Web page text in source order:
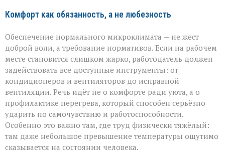
Комфорт как обязанность, а не любезность
Обеспечение нормального микроклимата — не жест
доброй воли, а требование нормативов. Если на рабочем
месте становится слишком жарко, работодатель должен
задействовать все доступные инструменты: от
кондиционеров и вентиляторов до исправной
вентиляции. Речь идёт не о комфорте ради уюта, а о
профилактике перегрева, который способен серьёзно
ударить по самочувствию и работоспособности.
Особенно это важно там, где труд физически тяжёлый:
там даже небольшое превышение температуры ощутимо
сказывается на состоянии человека.